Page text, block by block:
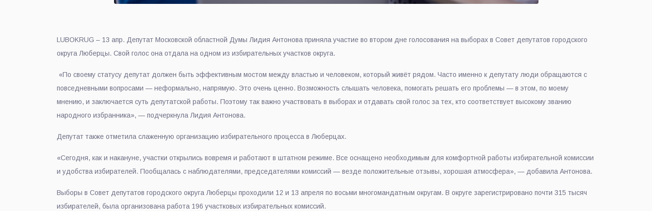
LUBOKRUG – 13 апр. Депутат Московской областной Думы Лидия Антонова приняла участие во втором дне голосования на выборах в Совет депутатов городского
округа Люберцы. Свой голос она отдала на одном из избирательных участков округа.
«По своему статусу депутат должен быть эффективным мостом между властью и человеком, который живёт рядом. Часто именно к депутату люди обращаются с
повседневными вопросами — неформально, напрямую. Это очень ценно. Возможность слышать человека, помогать решать его проблемы — в этом, по моему
мнению, и заключается суть депутатской работы. Поэтому так важно участвовать в выборах и отдавать свой голос за тех, кто соответствует высокому званию
народного избранника», — подчеркнула Лидия Антонова.
Депутат также отметила слаженную организацию избирательного процесса в Люберцах.
«Сегодня, как и накануне, участки открылись вовремя и работают в штатном режиме. Все оснащено необходимым для комфортной работы избирательной комиссии
и удобства избирателей. Пообщалась с наблюдателями, председателями комиссий — везде положительные отзывы, хорошая атмосфера», — добавила Антонова.
Выборы в Совет депутатов городского округа Люберцы проходили 12 и 13 апреля по восьми многомандатным округам. В округе зарегистрировано почти 315 тысяч
избирателей, была организована работа 196 участковых избирательных комиссий.